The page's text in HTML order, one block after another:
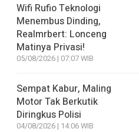
Wifi Rufio Teknologi
Menembus Dinding,
Realmrbert: Lonceng
Matinya Privasi!
05/08/2026 | 07:07 WIB
Sempat Kabur, Maling
Motor Tak Berkutik
Diringkus Polisi
04/08/2026 | 14:06 WIB